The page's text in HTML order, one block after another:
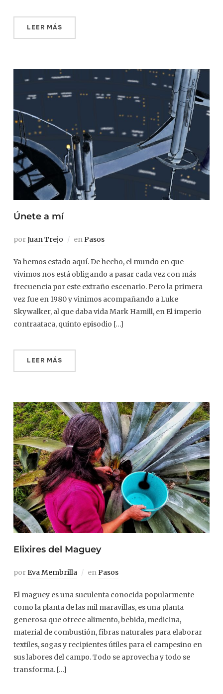
LEER MÁS
Únete a mí
porJuan Trejo enPasos
Ya hemos estado aquí. De hecho, el mundo en que
vivimos nos está obligando a pasar cada vez con más
frecuencia por este extraño escenario. Pero la primera
vez fue en 1980 y vinimos acompañando a Luke
Skywalker, al que daba vida Mark Hamill, en El imperio
contraataca, quinto episodio […]
LEER MÁS
Elixires del Maguey
por Eva Membrilla enPasos
El maguey es una suculenta conocida popularmente
como la planta de las mil maravillas, es una planta
generosa que ofrece alimento, bebida, medicina,
material de combustión, fibras naturales para elaborar
textiles, sogas y recipientes útiles para el campesino en
sus labores del campo. Todo se aprovecha y todo se
transforma. […]